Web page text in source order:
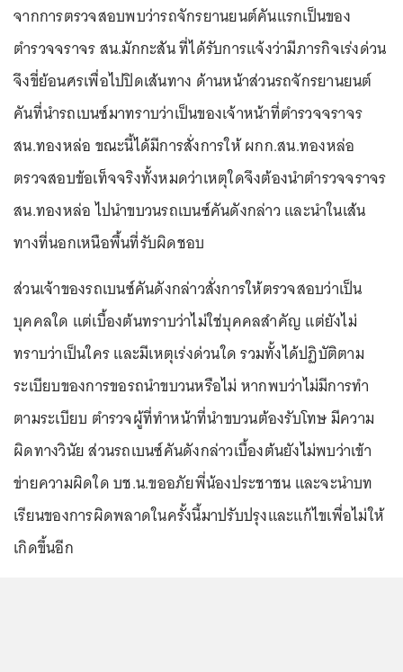
จากการตรวจสอบพบว่ารถจักรยานยนต์คันแรกเป็นของ
ตำรวจจราจร สน.มักกะสัน ที่ได้รับการแจ้งว่ามีภารกิจเร่งด่วน
จึงขี่ย้อนศรเพื่อไปปิดเส้นทาง ด้านหน้าส่วนรถจักรยานยนต์
คันที่นำรถเบนซ์มาทราบว่าเป็นของเจ้าหน้าที่ตำรวจจราจร
สน.ทองหล่อ ขณะนี้ได้มีการสั่งการให้ ผกก.สน.ทองหล่อ
ตรวจสอบข้อเท็จจริงทั้งหมดว่าเหตุใดจึงต้องนำตำรวจจราจร
สน.ทองหล่อ ไปนำขบวนรถเบนซ์คันดังกล่าว และนำในเส้น
ทางที่นอกเหนือพื้นที่รับผิดชอบ
ส่วนเจ้าของรถเบนซ์คันดังกล่าวสั่งการให้ตรวจสอบว่าเป็น
บุคคลใด แต่เบื้องต้นทราบว่าไม่ใช่บุคคลสำคัญ แต่ยังไม่
ทราบว่าเป็นใคร และมีเหตุเร่งด่วนใด รวมทั้งได้ปฏิบัติตาม
ระเบียบของการขอรถนำขบวนหรือไม่ หากพบว่าไม่มีการทำ
ตามระเบียบ ตำรวจผู้ที่ทำหน้าที่นำขบวนต้องรับโทษ มีความ
ผิดทางวินัย ส่วนรถเบนซ์คันดังกล่าวเบื้องต้นยังไม่พบว่าเข้า
ข่ายความผิดใด บช.น.ขออภัยพี่น้องประชาชน และจะนำบท
เรียนของการผิดพลาดในครั้งนี้มาปรับปรุงและแก้ไขเพื่อไม่ให้
เกิดขึ้นอีก